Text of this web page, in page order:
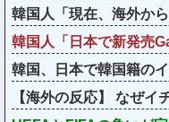
韓国人「現在、海外か
韓国人「日本で新発売
韓国、日本で韓国籍の
【海外の反応】 なぜイ